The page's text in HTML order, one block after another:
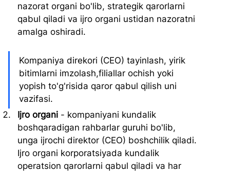
nazorat organi bo'lib, strategik qarorlarni
qabul qiladi va ijro organi ustidan nazoratni
amalga oshiradi.
Kompaniya direkori (CEO) tayinlash, yirik
bitimlarni imzolash,filiallar ochish yoki
yopish to'g'risida qaror qabul qilish uni
vazifasi.
Ijro organi - kompaniyani kundalik
boshqaradigan rahbarlar guruhi bo'lib,
unga ijrochi direktor (CEO) boshchilik qiladi.
Ijro organi korporatsiyada kundalik
operatsion qarorlarni qabul qiladi va har